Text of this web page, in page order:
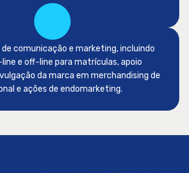
comunicação e marketing, incluindo
e off-line para matrículas, apoio
da marca em merchandising de
e ações de endomarketing.